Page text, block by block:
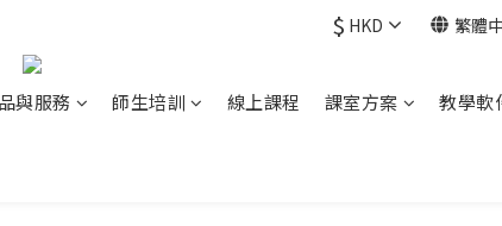
$ HKD 繁體
與服務 師生培訓 線上課程 課室方案 教學軟